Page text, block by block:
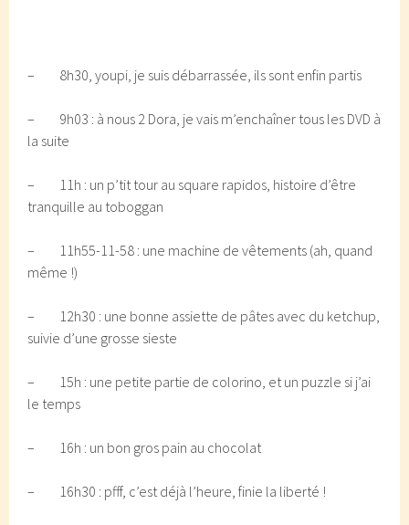
– 8h30, youpi, je suis débarrassée, ils sont enfin partis
– 9h03 : à nous 2 Dora, je vais m’enchaîner tous les DVD à
la suite
– 11h : un p’tit tour au square rapidos, histoire d’être
tranquille au toboggan
– 11h55-11-58 : une machine de vêtements (ah, quand
même !)
– 12h30 : une bonne assiette de pâtes avec du ketchup,
suivie d’une grosse sieste
– 15h : une petite partie de colorino, et un puzzle si j’ai
le temps
– 16h : un bon gros pain au chocolat
– 16h30 : pfff, c’est déjà l’heure, finie la liberté !